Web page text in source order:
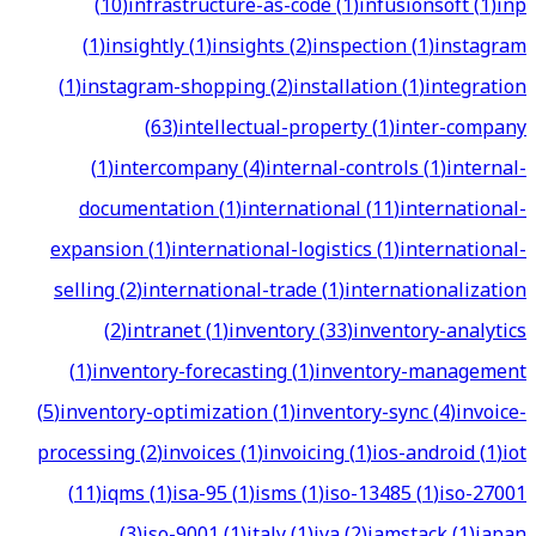
(1)insightly(1)insights(2)inspection(1)instagram
(1)instagram-shopping(2)installation(1)integration
(63)intellectual-property(1)inter-company
(1)intercompany(4)internal-controls(1)internal-
documentation(1)international(11)international-
expansion(1)international-logistics(1)international-
selling(2)international-trade(1)internationalization
(2)intranet(1)inventory(33)inventory-analytics
(1)inventory-forecasting(1)inventory-management
(5)inventory-optimization(1)inventory-sync(4)invoice-
processing(2)invoices(1)invoicing(1)ios-android(1)iot
(11)iqms(1)isa-95(1)isms(1)iso-13485(1)iso-27001